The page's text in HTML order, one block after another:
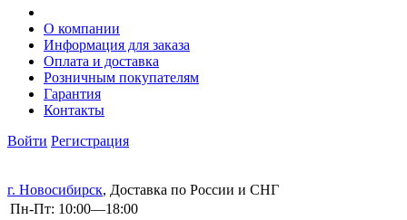
О компании
Информация для заказа
Оплата и доставка
Розничным покупателям
Гарантия
Контакты
Войти Регистрация
г. Новосибирск, Доставка по России и СНГ
Пн-Пт: 10:00—18:00